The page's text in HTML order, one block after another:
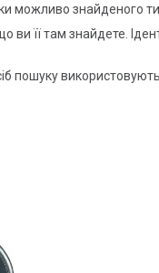
можливо знайденого
ви її там знайдете.
пошуку